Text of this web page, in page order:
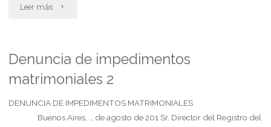
Leer más "Denuncia
impedimentos
matrimoniales"
Denuncia de impedimentos
matrimoniales 2
DENUNCIA DE IMPEDIMENTOS MATRIMONIALES
Buenos Aires, … de agosto de 201 Sr. Director del Registro del